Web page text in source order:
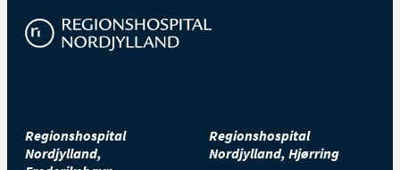
Regionshospital
Nordjylland,
Regionshospital
Nordjylland, Hjørring